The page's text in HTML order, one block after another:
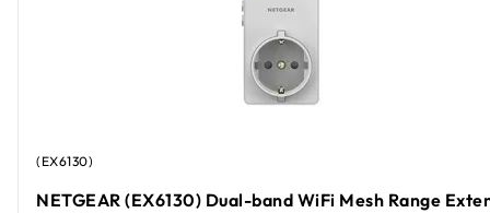
(EX6130)
NETGEAR (EX6130) Dual-band WiFi Mesh Range